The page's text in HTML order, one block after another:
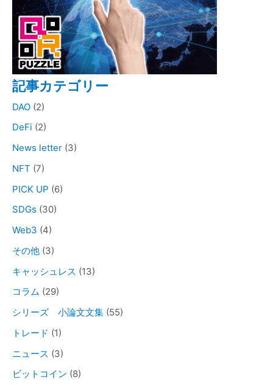
記事カテゴリー
DAO (2)
DeFi (2)
News letter (3)
NFT (7)
PICK UP (6)
SDGs (30)
Web3 (4)
その他 (3)
キャッシュレス (13)
コラム (29)
シリーズ 小論文文集 (55)
トレード (1)
ニュース (3)
ビットコイン (8)